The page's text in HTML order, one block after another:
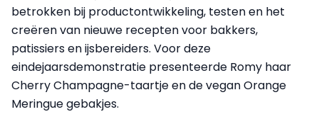
betrokken bij productontwikkeling, testen en het
creëren van nieuwe recepten voor bakkers,
patissiers en ijsbereiders. Voor deze
eindejaarsdemonstratie presenteerde Romy haar
Cherry Champagne-taartje en de vegan Orange
Meringue gebakjes.